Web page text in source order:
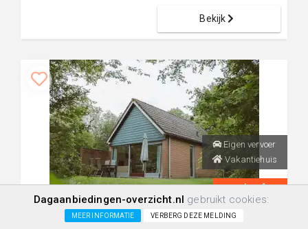
Bekijk
Eigen vervoer
Vakantiehuis
8 0 0
Bungalow IJssel Plus | 4 personen
Dagaanbiedingen-overzicht.nl gebruikt cookies:
MEER INFORMATIE VERBERG DEZE MELDING